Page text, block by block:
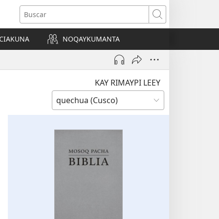
Buscar
NOQAYKUMANTA
KAY RIMAYPI LEEY